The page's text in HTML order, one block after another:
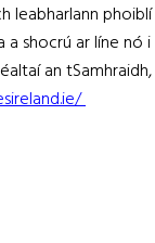
leabharlann
shocrú ar líne nó
an